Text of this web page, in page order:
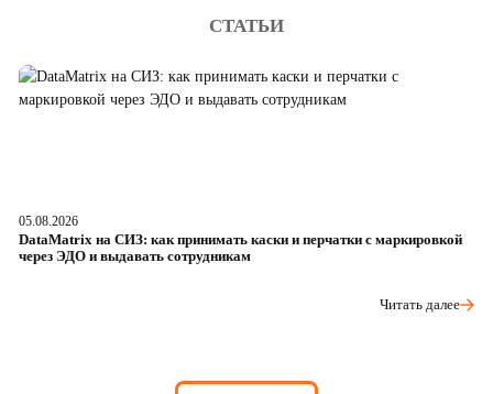
СТАТЬИ
05.08.2026
DataMatrix на СИЗ: как принимать каски и перчатки с маркировкой
через ЭДО и выдавать сотрудникам
Читать далее